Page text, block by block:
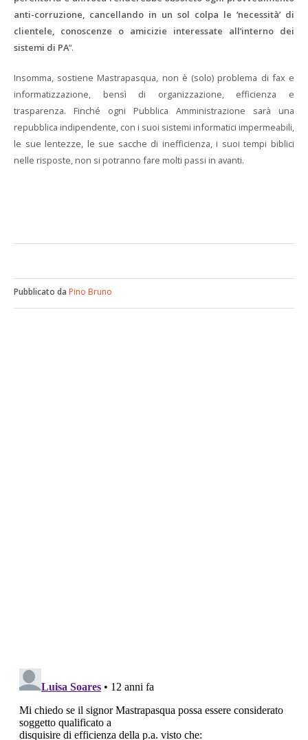
anti-corruzione, cancellando in un sol colpa le ‘necessità’ di
clientele, conoscenze o amicizie interessate all’interno dei
sistemi di PA“.
Insomma, sostiene Mastrapasqua, non è (solo) problema di fax e
informatizzazione, bensì di organizzazione, efficienza e
trasparenza. Finché ogni Pubblica Amministrazione sarà una
repubblica indipendente, con i suoi sistemi informatici impermeabili,
le sue lentezze, le sue sacche di inefficienza, i suoi tempi biblici
nelle risposte, non si potranno fare molti passi in avanti.
Pubblicato da Pino Bruno